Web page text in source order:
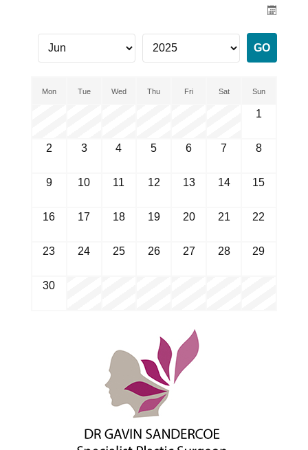
Mon Tue Wed Thu Fri Sat Sun
1
2 3 4 5 6 7 8
9 10 11 12 13 14 15
16 17 18 19 20 21 22
23 24 25 26 27 28 29
30